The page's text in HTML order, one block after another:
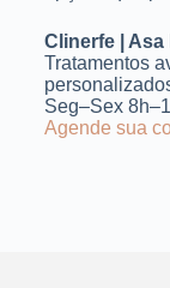
Clinerfe |
Tratamentos
Seg–Sex
Agende sua